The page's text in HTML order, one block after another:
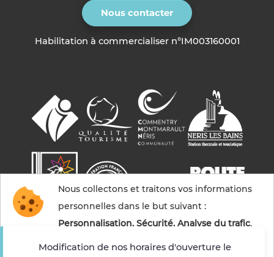
Nous contacter
Habilitation à commercialiser n°IM003160001
Modification de nos horaires d'ouverture le
Nous collectons et traitons vos informations
personnelles dans le but suivant :
Personnalisation, Sécurité, Analyse du trafic.